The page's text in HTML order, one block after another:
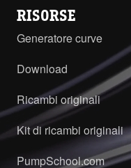
RISORSE
Generatore curve
Download
Ricambi originali
Kit di ricambi originali
PumpSchool.com